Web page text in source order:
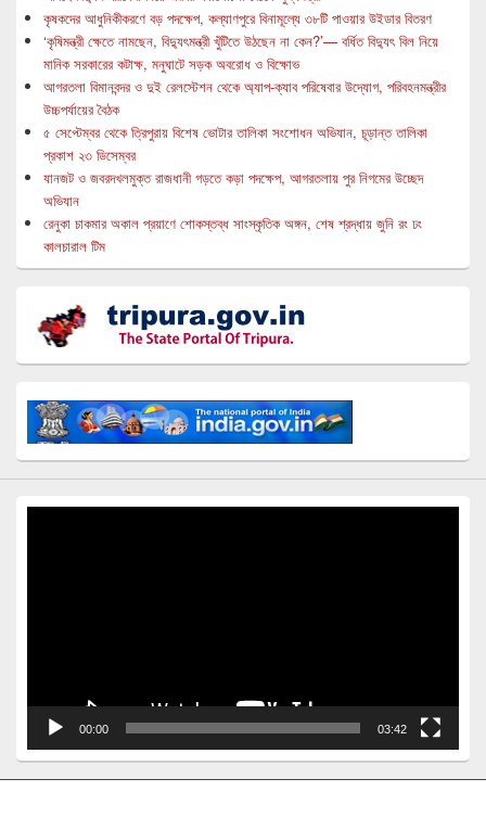
কৃষকদের আধুনিকীকরণে বড় পদক্ষেপ, কল্যাণপুরে বিনামূল্যে ৩৮টি পাওয়ার উইডার বিতরণ
‘কৃষিমন্ত্রী ক্ষেতে নামছেন, বিদ্যুৎমন্ত্রী খুঁটিতে উঠছেন না কেন?’— বর্ধিত বিদ্যুৎ বিল নিয়ে
মানিক সরকারের কটাক্ষ, মনুঘাটে সড়ক অবরোধ ও বিক্ষোভ
আগরতলা বিমানবন্দর ও দুই রেলস্টেশন থেকে অ্যাপ-ক্যাব পরিষেবার উদ্যোগ, পরিবহনমন্ত্রীর
উচ্চপর্যায়ের বৈঠক
৫ সেপ্টেম্বর থেকে ত্রিপুরায় বিশেষ ভোটার তালিকা সংশোধন অভিযান, চূড়ান্ত তালিকা
প্রকাশ ২৩ ডিসেম্বর
যানজট ও জবরদখলমুক্ত রাজধানী গড়তে কড়া পদক্ষেপ, আগরতলায় পুর নিগমের উচ্ছেদ
অভিযান
রেনুকা চাকমার অকাল প্রয়াণে শোকস্তব্ধ সাংস্কৃতিক অঙ্গন, শেষ শ্রদ্ধায় জুনি রং ঢং
কালচারাল টিম
00:00 03:42